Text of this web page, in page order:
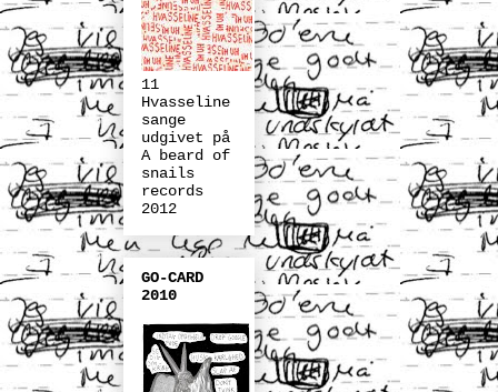
11
Hvasseline
sange
udgivet på
A beard of
snails
records
2012
GO-CARD
2010